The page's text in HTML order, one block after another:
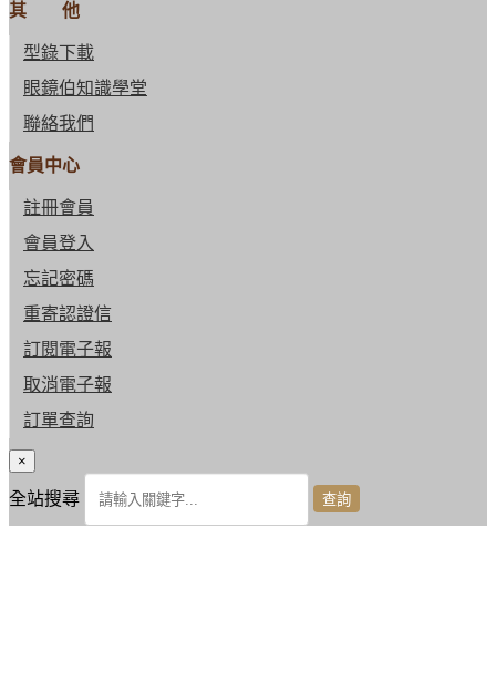
其 他
型錄下載
眼鏡伯知識學堂
聯絡我們
會員中心
註冊會員
會員登入
忘記密碼
重寄認證信
訂閱電子報
取消電子報
訂單查詢
×
全站搜尋